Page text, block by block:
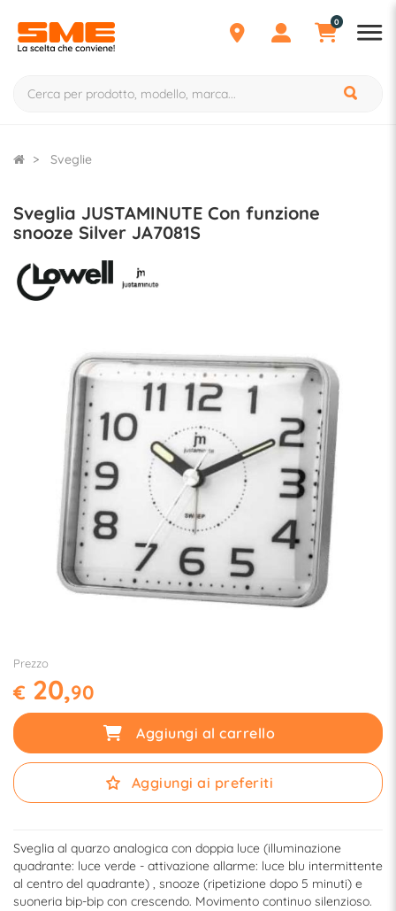
0
Sveglie
Sveglia JUSTAMINUTE Con funzione
snooze Silver JA7081S
Prezzo
€ 20,90
Aggiungi al carrello
Aggiungi ai preferiti
Sveglia al quarzo analogica con doppia luce (illuminazione
quadrante: luce verde - attivazione allarme: luce blu intermittente
al centro del quadrante) , snooze (ripetizione dopo 5 minuti) e
suoneria bip-bip con crescendo. Movimento continuo silenzioso.